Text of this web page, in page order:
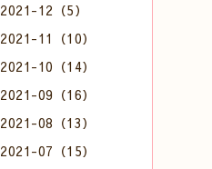
2021-12（5）
2021-11（10）
2021-10（14）
2021-09（16）
2021-08（13）
2021-07（15）